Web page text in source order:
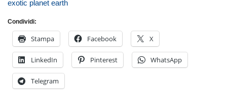
exotic planet earth
Condividi:
Stampa Facebook X
LinkedIn Pinterest WhatsApp
Telegram